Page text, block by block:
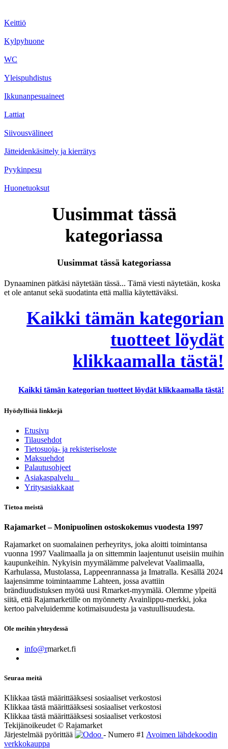
Keittiö
Kylpyhuone
WC
Yleispuhdistus
Ikkunanpesuaineet
Lattiat
Siivousvälineet
Jätteidenkäsittely ja kierrätys
Pyykinpesu
Huonetuoksut
Uusimmat tässä
kategoriassa
Uusimmat tässä kategoriassa
Dynaaminen pätkäsi näytetään tässä... Tämä viesti näytetään, koska
et ole antanut sekä suodatinta että mallia käytettäväksi.
Kaikki tämän kategorian
tuotteet löydät
klikkaamalla tästä!
Kaikki tämän kategorian tuotteet löydät klikkaamalla tästä!
Hyödyllisiä linkkejä
Etusivu
Tilausehdot
Tietosuoja- ja rekisteriseloste
Maksuehdot
Palautusohjeet
Asia​k​aspalvelu
​Yritysasiakkaat
Tietoa meistä
Rajamarket – Monipuolinen ostoskokemus vuodesta 1997
Rajamarket on suomalainen perheyritys, joka aloitti toimintansa
vuonna 1997 Vaalimaalla ja on sittemmin laajentunut useisiin muihin
kaupunkeihin. Nykyisin myymälämme palvelevat Vaalimaalla,
Karhulassa, Mustolassa, Lappeenrannassa ja Imatralla. Kesällä 2024
laajensimme toimintaamme Lahteen, jossa avattiin
brändiuudistuksen myötä uusi Rmarket-myymälä. Olemme ylpeitä
siitä, että Rajamarketille on myönnetty Avainlippu-merkki, joka
kertoo palveluidemme kotimaisuudesta ja vastuullisuudesta.
Ole meihin yhteydessä
info@rmarket.fi
Seuraa meitä
Klikkaa tästä määrittääksesi sosiaaliset verkostosi
Klikkaa tästä määrittääksesi sosiaaliset verkostosi
Klikkaa tästä määrittääksesi sosiaaliset verkostosi
Tekijänoikeudet © Rajamarket
Järjestelmää pyörittää
- Numero #1 Avoimen lähdekoodin
verkkokauppa